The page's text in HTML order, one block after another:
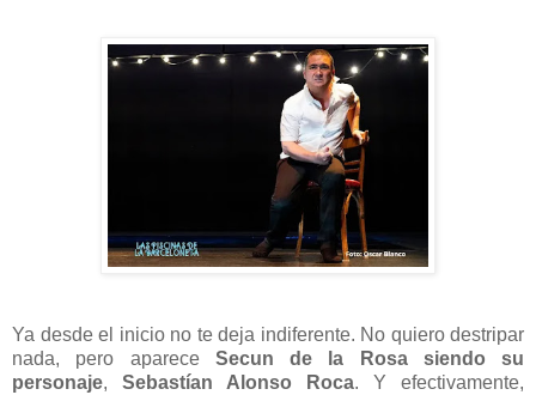
Ya desde el inicio no te deja indiferente. No quiero destripar
nada, pero aparece Secun de la Rosa siendo su
personaje, Sebastían Alonso Roca. Y efectivamente,